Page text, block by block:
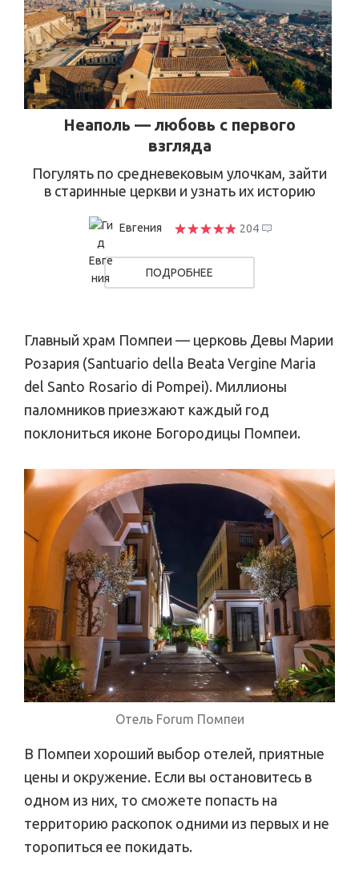
Неаполь — любовь с первого
взгляда
Погулять по средневековым улочкам, зайти
в старинные церкви и узнать их историю
Евгения 204
ПОДРОБНЕЕ
Главный храм Помпеи — церковь Девы Марии
Розария (Santuario della Beata Vergine Maria
del Santo Rosario di Pompei). Миллионы
паломников приезжают каждый год
поклониться иконе Богородицы Помпеи.
Отель Forum Помпеи
В Помпеи хороший выбор отелей, приятные
цены и окружение. Если вы остановитесь в
одном из них, то сможете попасть на
территорию раскопок одними из первых и не
торопиться ее покидать.